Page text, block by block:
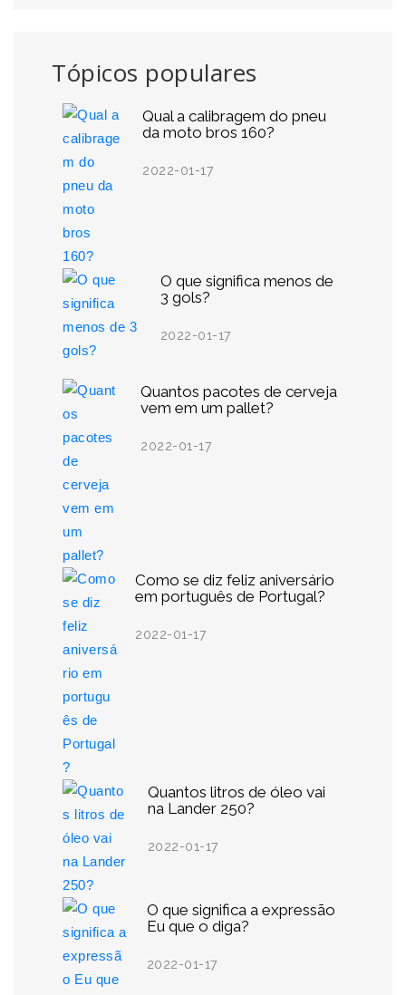
Tópicos populares
Qual a calibragem do pneu
da moto bros 160?
2022-01-17
O que significa menos de
3 gols?
2022-01-17
Quantos pacotes de cerveja
vem em um pallet?
2022-01-17
Como se diz feliz aniversário
em português de Portugal?
2022-01-17
Quantos litros de óleo vai
na Lander 250?
2022-01-17
O que significa a expressão
Eu que o diga?
2022-01-17